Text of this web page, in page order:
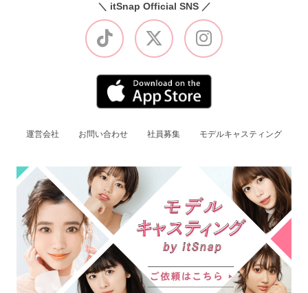
＼ itSnap Official SNS ／
運営会社 お問い合わせ 社員募集 モデルキャスティング